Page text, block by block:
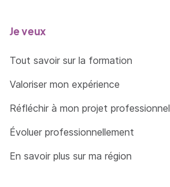
Je veux
Tout savoir sur la formation
Valoriser mon expérience
Réfléchir à mon projet professionnel
Évoluer professionnellement
En savoir plus sur ma région